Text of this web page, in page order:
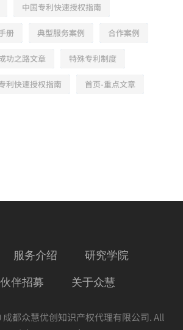
中国专利快速授权指南
册 典型服务案例 合作案例
功之路文章 特殊专利制度
利快速授权指南 首页-重点文章
服务介绍 研究学院
伴招募 关于众慧
都众慧优创知识产权代理有限公司. All